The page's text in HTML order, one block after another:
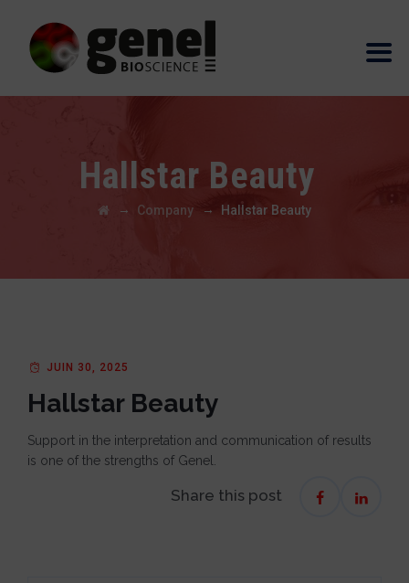
Hallstar Beauty
→ Company → Hallstar Beauty
JUIN 30, 2025
Hallstar Beauty
Support in the interpretation and communication of results
is one of the strengths of Genel.
Share this post